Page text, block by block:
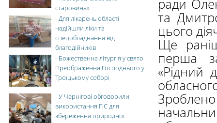
ради
та
цього
Ще
перша
«Рідний
старовина»
-Для лікарень області
надійшли ліки та
спецобладнання від
благодійників
- Божественна літургія у свято
Преображення Господнього у
Троїцькому соборі
-У Чернігові обговорили
використання ГІС для
збереження природної